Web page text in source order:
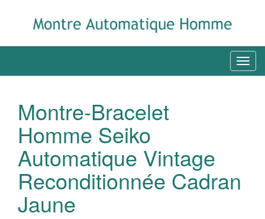
Montre-Bracelet
Homme Seiko
Automatique Vintage
Reconditionnée Cadran
Jaune